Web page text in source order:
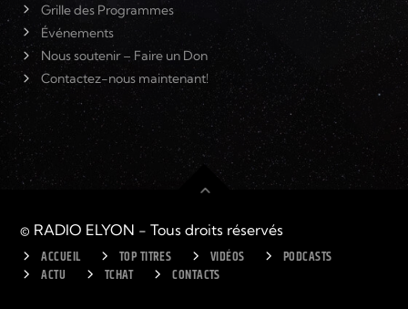
Grille des Programmes
Événements
Nous soutenir – Faire un Don
Contactez-nous maintenant!
© RADIO ELYON - Tous droits réservés
ACCUEIL TOP TITRES VIDÉOS
PODCASTS
ACTU
TCHAT CONTACTS